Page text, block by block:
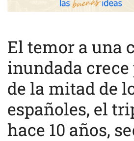
El temor a una
inundada crece
de la mitad de
españoles, el
hace 10 años,